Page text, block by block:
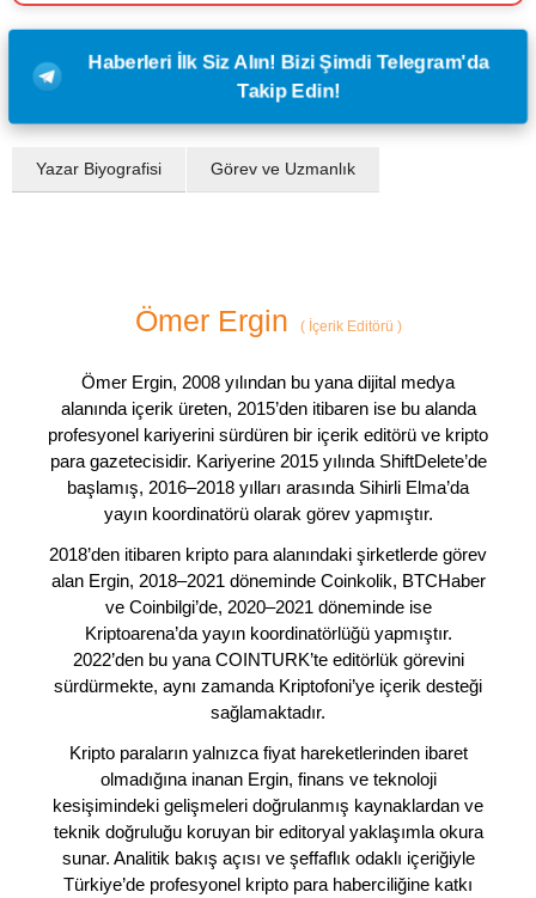
Haberleri İlk Siz Alın! Bizi Şimdi Telegram'da
Takip Edin!
Yazar Biyografisi Görev ve Uzmanlık
Ömer Ergin (İçerik Editörü )
Ömer Ergin, 2008 yılından bu yana dijital medya
alanında içerik üreten, 2015’den itibaren ise bu alanda
profesyonel kariyerini sürdüren bir içerik editörü ve kripto
para gazetecisidir. Kariyerine 2015 yılında ShiftDelete’de
başlamış, 2016–2018 yılları arasında Sihirli Elma’da
yayın koordinatörü olarak görev yapmıştır.
2018’den itibaren kripto para alanındaki şirketlerde görev
alan Ergin, 2018–2021 döneminde Coinkolik, BTCHaber
ve Coinbilgi’de, 2020–2021 döneminde ise
Kriptoarena’da yayın koordinatörlüğü yapmıştır.
2022’den bu yana COINTURK’te editörlük görevini
sürdürmekte, aynı zamanda Kriptofoni’ye içerik desteği
sağlamaktadır.
Kripto paraların yalnızca fiyat hareketlerinden ibaret
olmadığına inanan Ergin, finans ve teknoloji
kesişimindeki gelişmeleri doğrulanmış kaynaklardan ve
teknik doğruluğu koruyan bir editoryal yaklaşımla okura
sunar. Analitik bakış açısı ve şeffaflık odaklı içeriğiyle
Türkiye’de profesyonel kripto para haberciliğine katkı